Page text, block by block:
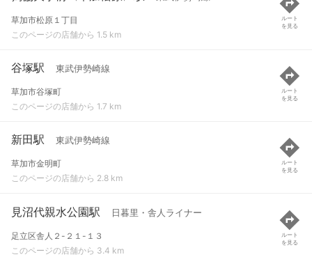
草加市松原１丁目
このページの店舗から 1.5 km
ルート
を見る
谷塚駅 東武伊勢崎線
草加市谷塚町
このページの店舗から 1.7 km
ルート
を見る
新田駅 東武伊勢崎線
草加市金明町
このページの店舗から 2.8 km
ルート
を見る
見沼代親水公園駅 日暮里・舎人ライナー
足立区舎人２-２１-１３
このページの店舗から 3.4 km
ルート
を見る